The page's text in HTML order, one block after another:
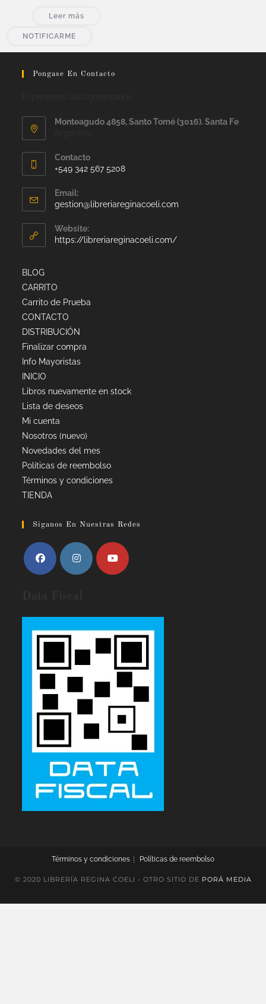
Leer más
NOTIFICARME
Pongase En Contacto
Monteagudo 4858, Santo Tomé (3016). Santa Fe
Contacto
+549 342 567 5208
Email:
gestion@libreriareginacoeli.com
Website:
https://libreriareginacoeli.com/
BLOG
CARRITO
Carrito de Prueba
CONTACTO
DISTRIBUCIÓN
Finalizar compra
Info Mayoristas
INICIO
Libros nuevamente en stock
Lista de deseos
Mi cuenta
Nosotros (nuevo)
Novedades del mes
Políticas de reembolso
Términos y condiciones
TIENDA
Siganos En Nuestras Redes
Términos y condiciones Políticas de reembolso
© 2020 LIBRERÍA REGINA COELI - OTRO SITIO DE PORÁ MEDIA